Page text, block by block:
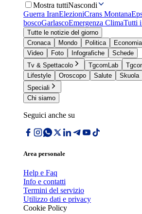
Mostra tuttiNascondi
Guerra IranElezioniCrans Montana
boscoGarlascoEmergenza ClimaTutti
Tutte le notizie del giorno
Cronaca
Mondo Politica Economia
Video
Foto Infografiche
Schede
Tv & Spettacolo
TgcomLab
Lifestyle
Oroscopo Salute Skuola
Speciali
Chi siamo
Seguici anche su
Area personale
Help e Faq
Info e contatti
Termini del servizio
Utilizzo dati e privacy
Cookie Policy